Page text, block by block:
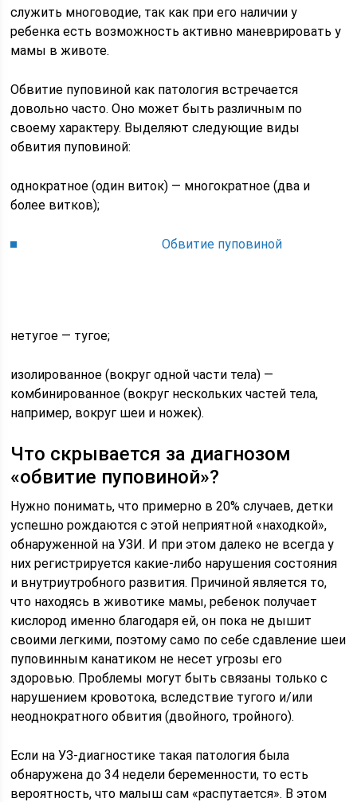
служить многоводие, так как при его наличии у
ребенка есть возможность активно маневрировать у
мамы в животе.
Обвитие пуповиной как патология встречается
довольно часто. Оно может быть различным по
своему характеру. Выделяют следующие виды
обвития пуповиной:
однократное (один виток) — многократное (два и
более витков);
Обвитие пуповиной
нетугое — тугое;
изолированное (вокруг одной части тела) —
комбинированное (вокруг нескольких частей тела,
например, вокруг шеи и ножек).
Что скрывается за диагнозом
«обвитие пуповиной»?
Нужно понимать, что примерно в 20% случаев, детки
успешно рождаются с этой неприятной «находкой»,
обнаруженной на УЗИ. И при этом далеко не всегда у
них регистрируется какие-либо нарушения состояния
и внутриутробного развития. Причиной является то,
что находясь в животике мамы, ребенок получает
кислород именно благодаря ей, он пока не дышит
своими легкими, поэтому само по себе сдавление шеи
пуповинным канатиком не несет угрозы его
здоровью. Проблемы могут быть связаны только с
нарушением кровотока, вследствие тугого и/или
неоднократного обвития (двойного, тройного).
Если на УЗ-диагностике такая патология была
обнаружена до 34 недели беременности, то есть
вероятность, что малыш сам «распутается». В этом